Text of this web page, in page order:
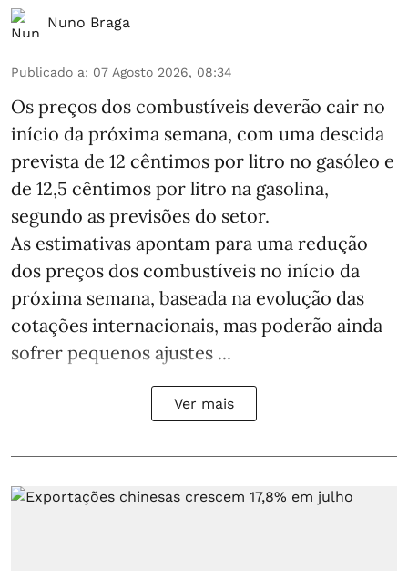
Nuno Braga
Publicado a: 07 Agosto 2026, 08:34
Os preços dos combustíveis deverão cair no
início da próxima semana, com uma descida
prevista de 12 cêntimos por litro no gasóleo e
de 12,5 cêntimos por litro na gasolina,
segundo as previsões do setor.
As estimativas apontam para uma redução
dos preços dos combustíveis no início da
próxima semana, baseada na evolução das
cotações internacionais, mas poderão ainda
sofrer pequenos ajustes ...
Ver mais